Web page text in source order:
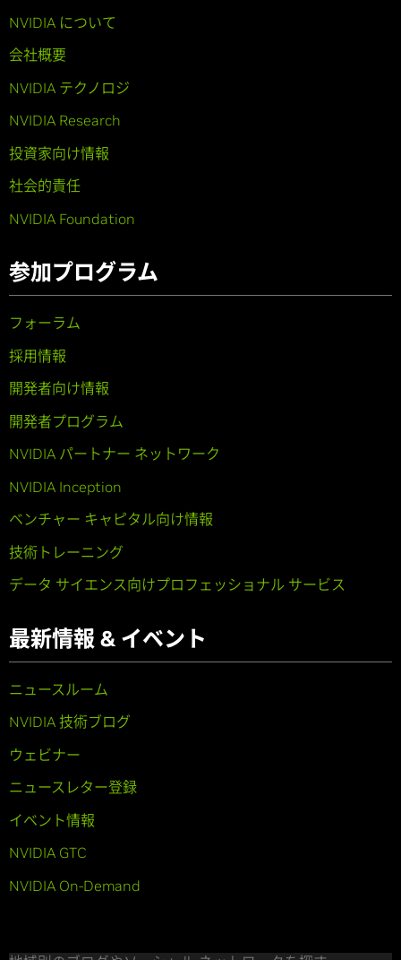
NVIDIA について
会社概要
NVIDIA テクノロジ
NVIDIA Research
投資家向け情報
社会的責任
NVIDIA Foundation
参加プログラム
フォーラム
採用情報
開発者向け情報
開発者プログラム
NVIDIA パートナー ネットワーク
NVIDIA Inception
ベンチャー キャピタル向け情報
技術トレーニング
データ サイエンス向けプロフェッショナル サービス
最新情報 & イベント
ニュースルーム
NVIDIA 技術ブログ
ウェビナー
ニュースレター登録
イベント情報
NVIDIA GTC
NVIDIA On-Demand